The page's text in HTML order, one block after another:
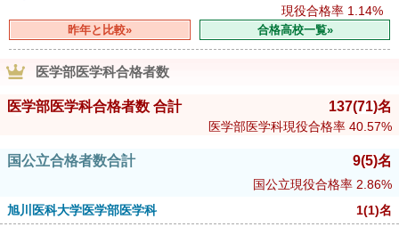
現役合格率 1.14%
昨年と比較» 合格高校一覧»
医学部医学科合格者数
医学部医学科合格者数 合計 137(71)名
医学部医学科現役合格率 40.57%
国公立合格者数合計 9(5)名
国公立現役合格率 2.86%
旭川医科大学医学部医学科
1(1)名